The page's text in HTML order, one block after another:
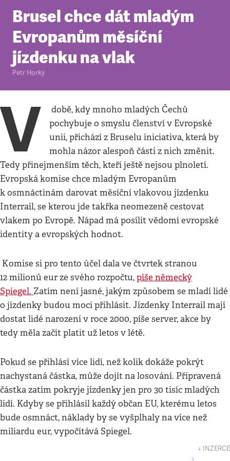
Brusel chce dát mladým
Evropanům měsíční
jízdenku na vlak
Petr Horký
V
době, kdy mnoho mladých Čechů
pochybuje o smyslu členství v Evropské
unii, přichází z Bruselu iniciativa, která by
mohla názor alespoň části z nich změnit.
Tedy přinejmenším těch, kteří ještě nejsou plnoletí.
Evropská komise chce mladým Evropanům
k osmnáctinám darovat měsíční vlakovou jízdenku
Interrail, se kterou jde takřka neomezeně cestovat
vlakem po Evropě. Nápad má posílit vědomí evropské
identity a evropských hodnot.
Komise si pro tento účel dala ve čtvrtek stranou
12 milionů eur ze svého rozpočtu,píše německý
Spiegel. Zatím není jasné, jakým způsobem se mladí lidé
o jízdenky budou moci přihlásit. Jízdenky Interrail mají
dostat lidé narození v roce 2000, píše server, akce by
tedy měla začít platit už letos v létě.
Pokud se přihlásí více lidí, než kolik dokáže pokrýt
nachystaná částka, může dojít na losování. Připravená
částka zatím pokryje jízdenky jen pro 30 tisíc mladých
lidí. Kdyby se přihlásil každý občan EU, kterému letos
bude osmnáct, náklady by se vyšplhaly na více než
miliardu eur, vypočítává Spiegel.
↓ INZERCE